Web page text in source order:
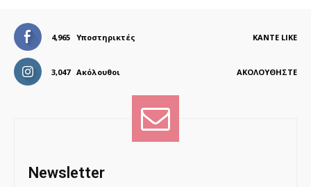
4,965 Υποστηρικτές ΚΆΝΤΕ LIKE
3,047 Ακόλουθοι ΑΚΟΛΟΥΘΉΣΤΕ
Newsletter